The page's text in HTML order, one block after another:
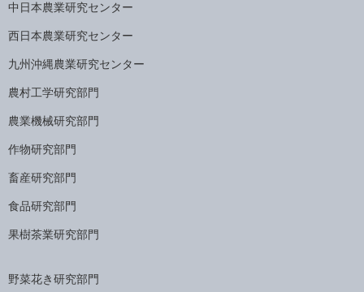
中日本農業研究センター
西日本農業研究センター
九州沖縄農業研究センター
農村工学研究部門
農業機械研究部門
作物研究部門
畜産研究部門
食品研究部門
果樹茶業研究部門
野菜花き研究部門